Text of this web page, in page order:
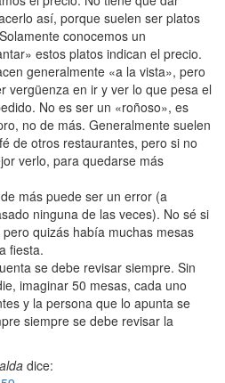
así, porque suelen ser platos
conocemos un
estos platos indican el precio.
generalmente «a la vista», pero
vergüenza en ir y ver lo que pesa el
No es ser un «roñoso», es
no de más. Generalmente suelen
de otros restaurantes, pero si no
verlo, para quedarse más
más puede ser un error (a
ninguna de las veces). No sé si
quizás había muchas mesas
fiesta.
se debe revisar siempre. Sin
imaginar 50 mesas, cada uno
y la persona que lo apunta se
siempre se debe revisar la
dice: